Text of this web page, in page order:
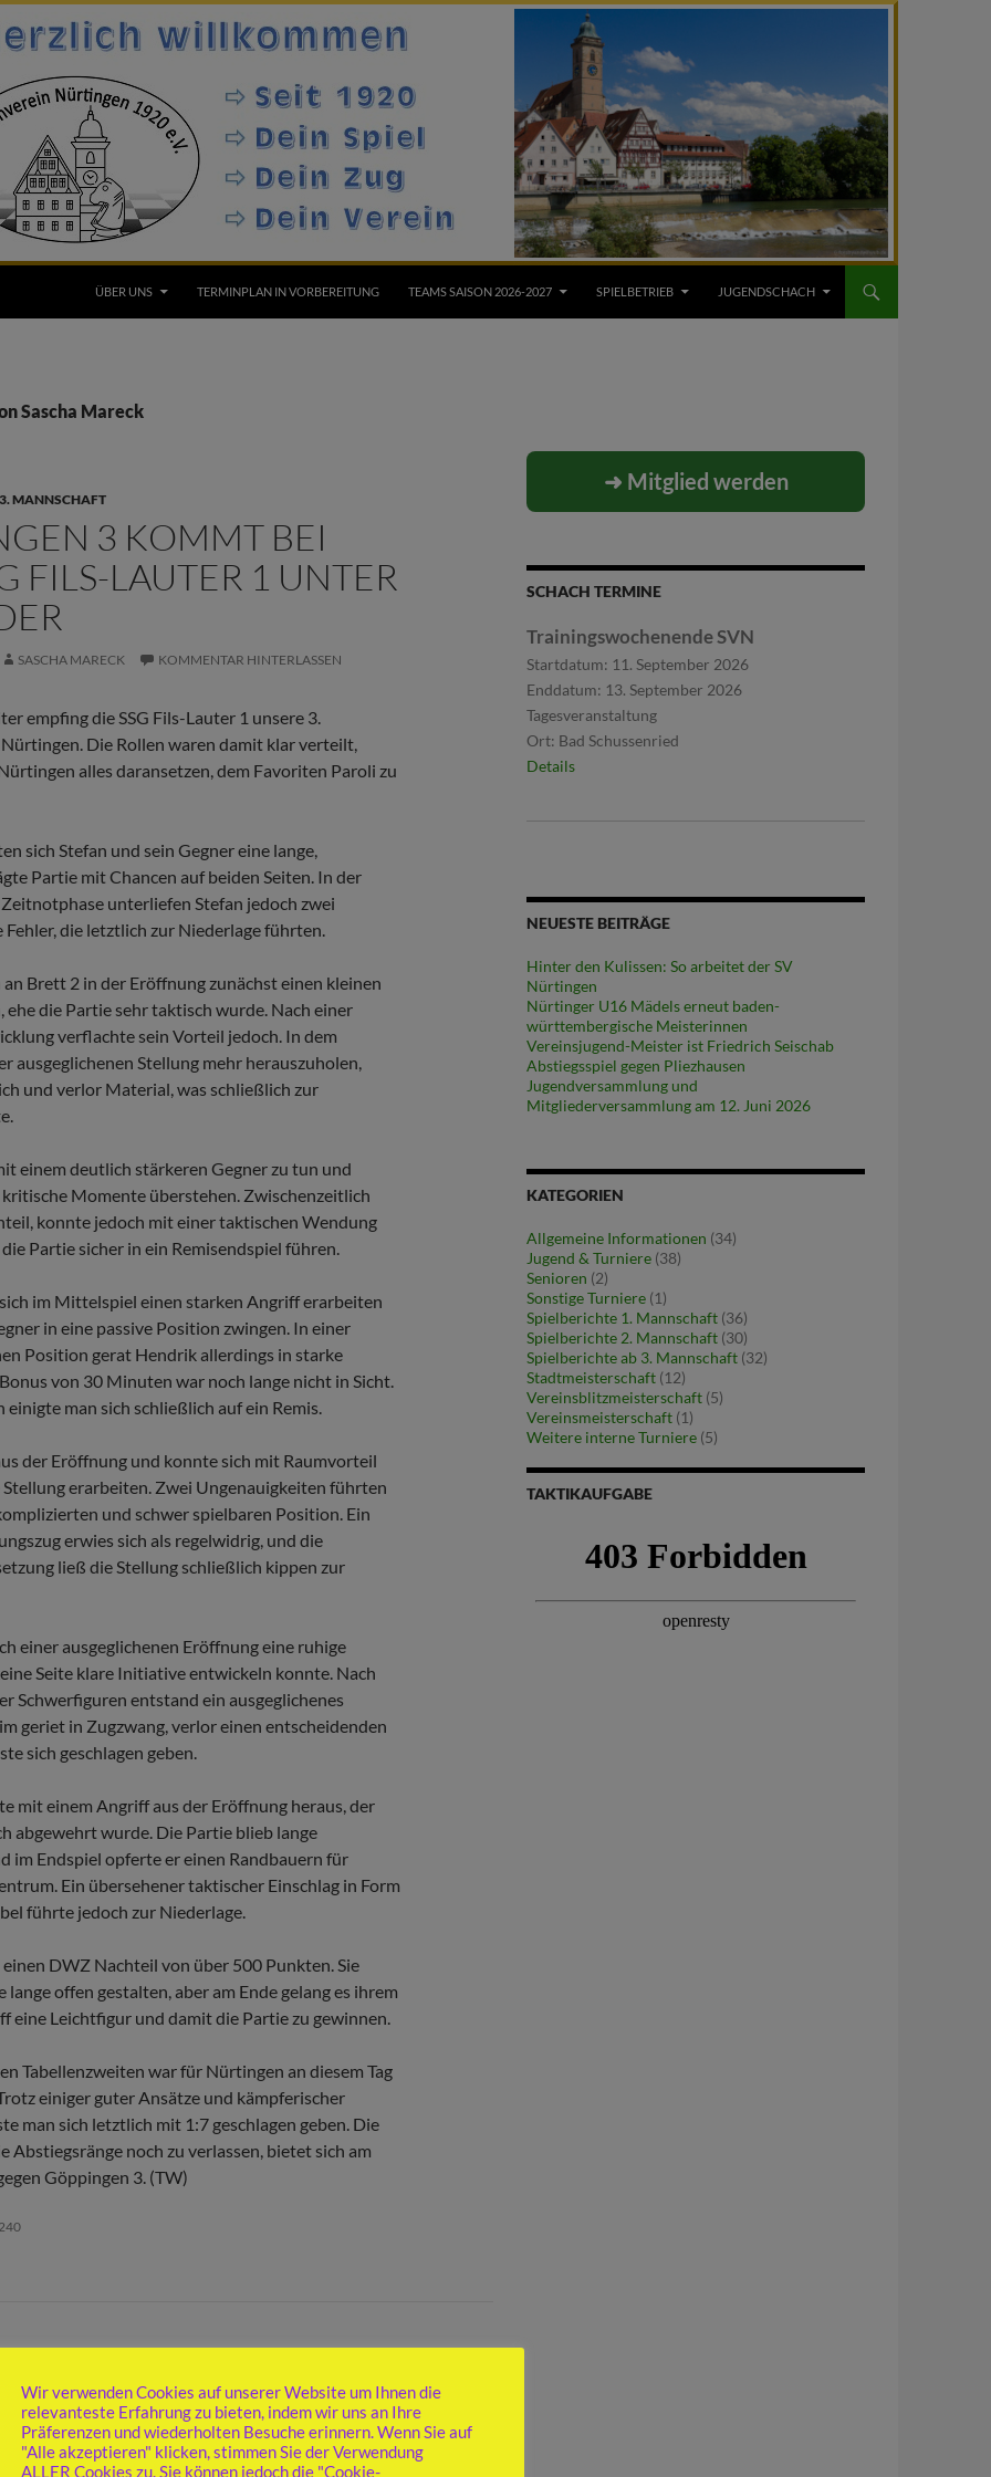
ÜBER UNS TERMINPLAN IN VORBEREITUNG TEAMS SAISON 2026-2027 SPIELBETRIEB JUGENDSCHACH
Sascha Mareck
MANNSCHAFT
3 KOMMT BEI
FILS-LAUTER 1 UNTER
SASCHA MARECK KOMMENTAR HINTERLASSEN
empfing die SSG Fils-Lauter 1 unsere 3.
Die Rollen waren damit klar verteilt,
alles daransetzen, dem Favoriten Paroli zu
sich Stefan und sein Gegner eine lange,
Partie mit Chancen auf beiden Seiten. In der
unterliefen Stefan jedoch zwei
Fehler, die letztlich zur Niederlage führten.
Brett 2 in der Eröffnung zunächst einen kleinen
ehe die Partie sehr taktisch wurde. Nach einer
verflachte sein Vorteil jedoch. In dem
ausgeglichenen Stellung mehr herauszuholen,
und verlor Material, was schließlich zur
einem deutlich stärkeren Gegner zu tun und
Momente überstehen. Zwischenzeitlich
konnte jedoch mit einer taktischen Wendung
Partie sicher in ein Remisendspiel führen.
im Mittelspiel einen starken Angriff erarbeiten
in eine passive Position zwingen. In einer
Position gerat Hendrik allerdings in starke
von 30 Minuten war noch lange nicht in Sicht.
einigte man sich schließlich auf ein Remis.
der Eröffnung und konnte sich mit Raumvorteil
Stellung erarbeiten. Zwei Ungenauigkeiten führten
und schwer spielbaren Position. Ein
erwies sich als regelwidrig, und die
ließ die Stellung schließlich kippen zur
einer ausgeglichenen Eröffnung eine ruhige
Seite klare Initiative entwickeln konnte. Nach
Schwerfiguren entstand ein ausgeglichenes
geriet in Zugzwang, verlor einen entscheidenden
sich geschlagen geben.
mit einem Angriff aus der Eröffnung heraus, der
abgewehrt wurde. Die Partie blieb lange
im Endspiel opferte er einen Randbauern für
Ein übersehener taktischer Einschlag in Form
führte jedoch zur Niederlage.
DWZ Nachteil von über 500 Punkten. Sie
lange offen gestalten, aber am Ende gelang es ihrem
eine Leichtfigur und damit die Partie zu gewinnen.
Tabellenzweiten war für Nürtingen an diesem Tag
einiger guter Ansätze und kämpferischer
man sich letztlich mit 1:7 geschlagen geben. Die
Abstiegsränge noch zu verlassen, bietet sich am
Göppingen 3. (TW)
240
ERSTE
TETTNANG
➜ Mitglied werden
SCHACH TERMINE
Trainingswochenende SVN
Startdatum: 11. September 2026
Enddatum: 13. September 2026
Tagesveranstaltung
Ort: Bad Schussenried
Details
NEUESTE BEITRÄGE
Hinter den Kulissen: So arbeitet der SV
Nürtingen
Nürtinger U16 Mädels erneut baden-
württembergische Meisterinnen
Vereinsjugend-Meister ist Friedrich Seischab
Abstiegsspiel gegen Pliezhausen
Jugendversammlung und
Mitgliederversammlung am 12. Juni 2026
KATEGORIEN
Allgemeine Informationen (34)
Jugend & Turniere (38)
Senioren (2)
Sonstige Turniere (1)
Spielberichte 1. Mannschaft (36)
Spielberichte 2. Mannschaft (30)
Spielberichte ab 3. Mannschaft (32)
Stadtmeisterschaft (12)
Vereinsblitzmeisterschaft (5)
Vereinsmeisterschaft (1)
Weitere interne Turniere (5)
TAKTIKAUFGABE
Wir verwenden Cookies auf unserer Website um Ihnen die
relevanteste Erfahrung zu bieten, indem wir uns an Ihre
Präferenzen und wiederholten Besuche erinnern. Wenn Sie auf
"Alle akzeptieren" klicken, stimmen Sie der Verwendung
ALLER Cookies zu. Sie können jedoch die "Cookie-